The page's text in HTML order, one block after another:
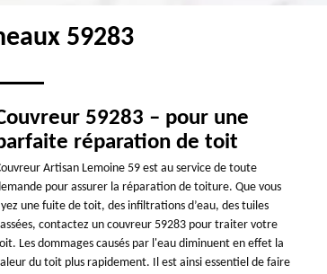
59283
59283 – pour une
réparation de toit
Artisan Lemoine 59 est au service de toute
pour assurer la réparation de toiture. Que vous
une fuite de toit, des infiltrations d’eau, des tuiles
contactez un couvreur 59283 pour traiter votre
Les dommages causés par l'eau diminuent en effet la
du toit plus rapidement. Il est ainsi essentiel de faire